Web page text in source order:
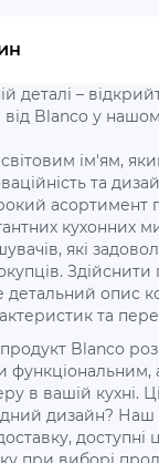
деталі –
Blanco у
ім'ям,
та
асортимент
кухонних
які
опис
та
Blanco
в вашій кухні.
дизайн? Наш
доступні